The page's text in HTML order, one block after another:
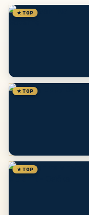
★ TOP
★ TOP
★ TOP